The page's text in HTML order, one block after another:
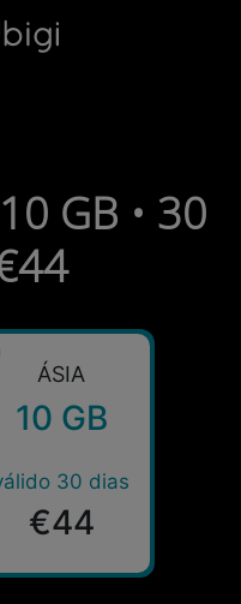
GB • 30
ÁSIA
10 GB
30 dias
€44